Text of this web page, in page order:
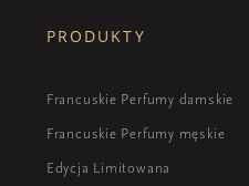
PRODUKTY
Francuskie Perfumy damskie
Francuskie Perfumy męskie
Edycja Limitowana